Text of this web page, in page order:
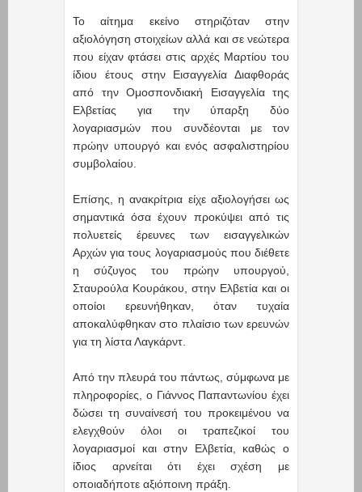
Το αίτημα εκείνο στηριζόταν στην
αξιολόγηση στοιχείων αλλά και σε νεώτερα
που είχαν φτάσει στις αρχές Μαρτίου του
ίδιου έτους στην Εισαγγελία Διαφθοράς
από την Ομοσπονδιακή Εισαγγελία της
Ελβετίας για την ύπαρξη δύο
λογαριασμών που συνδέονται με τον
πρώην υπουργό και ενός ασφαλιστηρίου
συμβολαίου.
Επίσης, η ανακρίτρια είχε αξιολογήσει ως
σημαντικά όσα έχουν προκύψει από τις
πολυετείς έρευνες των εισαγγελικών
Αρχών για τους λογαριασμούς που διέθετε
η σύζυγος του πρώην υπουργού,
Σταυρούλα Κουράκου, στην Ελβετία και οι
οποίοι ερευνήθηκαν, όταν τυχαία
αποκαλύφθηκαν στο πλαίσιο των ερευνών
για τη λίστα Λαγκάρντ.
Από την πλευρά του πάντως, σύμφωνα με
πληροφορίες, ο Γιάννος Παπαντωνίου έχει
δώσει τη συναίνεσή του προκειμένου να
ελεγχθούν όλοι οι τραπεζικοί του
λογαριασμοί και στην Ελβετία, καθώς ο
ίδιος αρνείται ότι έχει σχέση με
οποιαδήποτε αξιόποινη πράξη.